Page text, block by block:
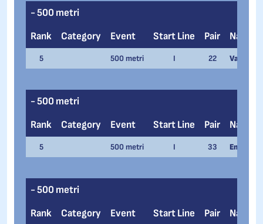
- 500 metri
Rank
Category Event Start Line Pair Name
5 500 metri I 22 Vanessa
- 500 metri
Rank
Category Event Start Line Pair Name
5 500 metri I 33 Emanuel
- 500 metri
Rank
Category Event Start Line Pair Name